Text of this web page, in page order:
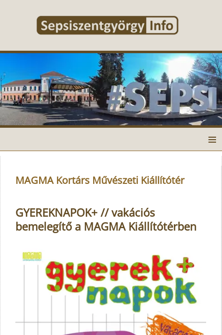
≡
MAGMA Kortárs Művészeti Kiállítótér
GYEREKNAPOK+ // vakációs
bemelegítő a MAGMA Kiállítótérben